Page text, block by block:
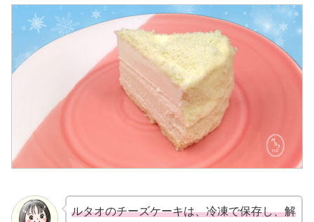
ルタオのチーズケーキは、冷凍で保存し、解